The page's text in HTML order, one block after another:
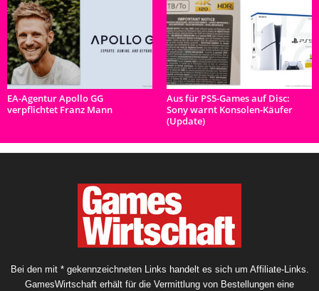
EA-Agentur Apollo GG
verpflichtet Franz Mann
Aus für PS5-Games auf Disc:
Sony warnt Konsolen-Käufer
(Update)
Bei den mit * gekennzeichneten Links handelt es sich um Affiliate-Links.
GamesWirtschaft erhält für die Vermittlung von Bestellungen eine